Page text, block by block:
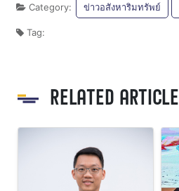
Category: ข่าวอสังหาริมทรัพย์
Tag:
RELATED ARTICLE